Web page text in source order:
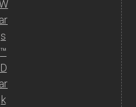
ar
s
™
D
ar
k